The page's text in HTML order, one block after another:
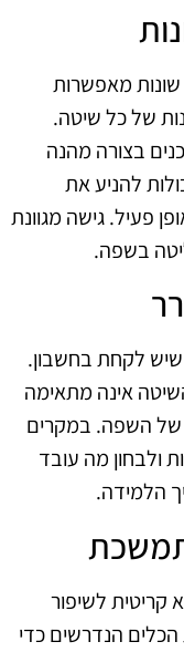
שונות מאפשרות
של כל שיטה.
בצורה מהנה
להניע את
פעיל. גישה מגוונת
בשפה.
שיש לקחת בחשבון.
אינה מתאימה
של השפה. במקרים
ולבחון מה עובד
הלמידה.
קריטית לשיפור
הנדרשים כדי